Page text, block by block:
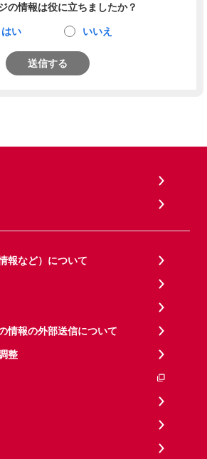
の情報は役に立ちましたか？
はい いいえ
送信する
報など）について
情報の外部送信について
整